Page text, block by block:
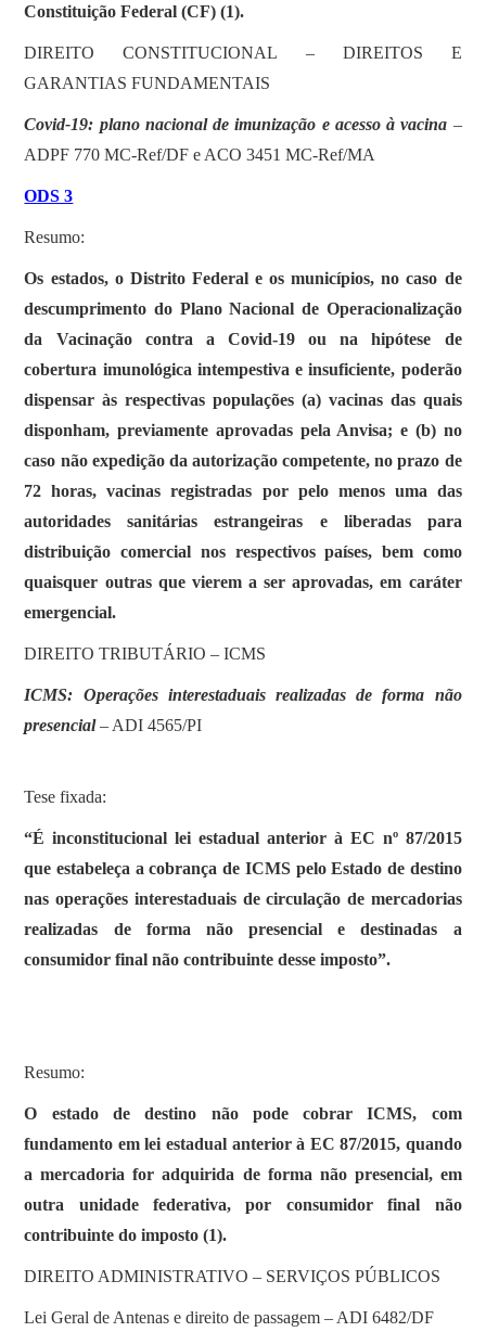
Constituição Federal (CF) (1).
DIREITO CONSTITUCIONAL – DIREITOS E
GARANTIAS FUNDAMENTAIS
Covid-19: plano nacional de imunização e acesso à vacina –
ADPF 770 MC-Ref/DF e ACO 3451 MC-Ref/MA
ODS 3
Resumo:
Os estados, o Distrito Federal e os municípios, no caso de
descumprimento do Plano Nacional de Operacionalização
da Vacinação contra a Covid-19 ou na hipótese de
cobertura imunológica intempestiva e insuficiente, poderão
dispensar às respectivas populações (a) vacinas das quais
disponham, previamente aprovadas pela Anvisa; e (b) no
caso não expedição da autorização competente, no prazo de
72 horas, vacinas registradas por pelo menos uma das
autoridades sanitárias estrangeiras e liberadas para
distribuição comercial nos respectivos países, bem como
quaisquer outras que vierem a ser aprovadas, em caráter
emergencial.
DIREITO TRIBUTÁRIO – ICMS
ICMS: Operações interestaduais realizadas de forma não
presencial– ADI 4565/PI
Tese fixada:
“É inconstitucional lei estadual anterior à EC nº 87/2015
que estabeleça a cobrança de ICMS pelo Estado de destino
nas operações interestaduais de circulação de mercadorias
realizadas de forma não presencial e destinadas a
consumidor final não contribuinte desse imposto”.
Resumo:
O estado de destino não pode cobrar ICMS, com
fundamento em lei estadual anterior à EC 87/2015, quando
a mercadoria for adquirida de forma não presencial, em
outra unidade federativa, por consumidor final não
contribuinte do imposto (1).
DIREITO ADMINISTRATIVO – SERVIÇOS PÚBLICOS
Lei Geral de Antenas e direito de passagem – ADI 6482/DF